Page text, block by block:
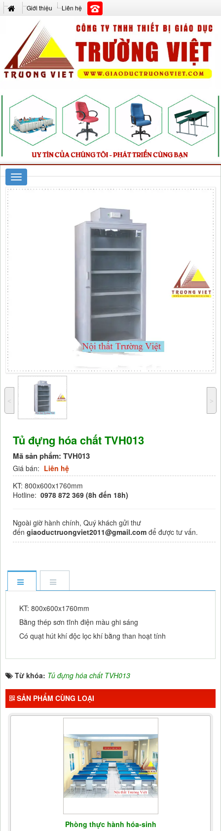
Giới thiệu Liên hệ
˂ ˃
Tủ đựng hóa chất TVH013
Mã sản phẩm: TVH013
Giá bán: Liên hệ
KT: 800x600x1760mm
Hotline: 0978 872 369 (8h đến 18h)
Ngoài giờ hành chính, Quý khách gửi thư
đến giaoductruongviet2011@gmail.com để được tư vấn.
KT: 800x600x1760mm
Bằng thép sơn tĩnh điện màu ghi sáng
Có quạt hút khí độc lọc khí bằng than hoạt tính
Từ khóa: Tủ đựng hóa chất TVH013
SẢN PHẨM CÙNG LOẠI
Phòng thực hành hóa-sinh